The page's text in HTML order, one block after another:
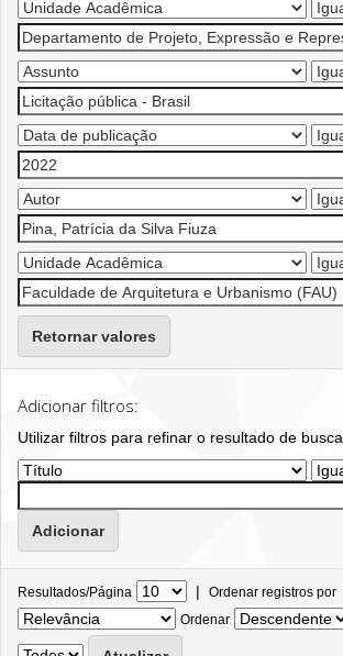
Retornar valores
Adicionar filtros:
Utilizar filtros para refinar o resultado de busca.
Resultados/Página | Ordenar registros por
Ordenar